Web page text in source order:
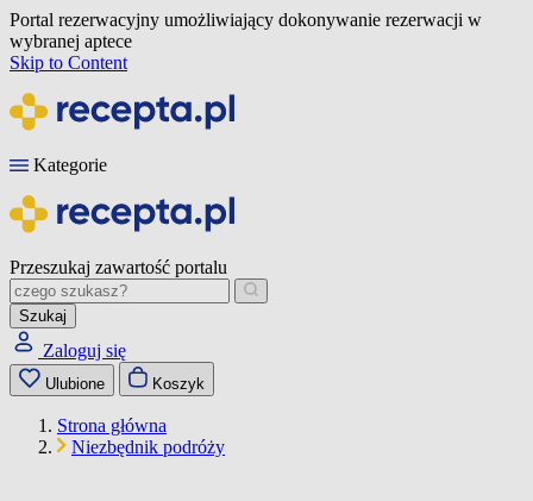
Portal rezerwacyjny umożliwiający dokonywanie rezerwacji w
wybranej aptece
Skip to Content
Kategorie
Przeszukaj zawartość portalu
Szukaj
Zaloguj się
Ulubione Koszyk
Strona główna
Niezbędnik podróży